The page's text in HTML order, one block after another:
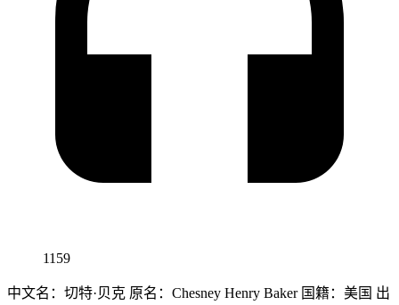
1159
中文名：切特·贝克 原名：Chesney Henry Baker 国籍：美国 出